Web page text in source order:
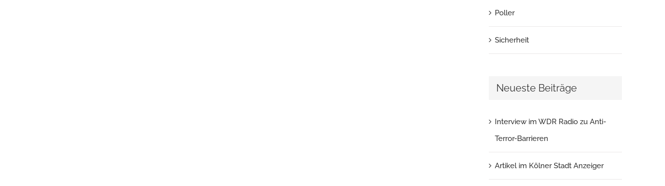
Poller
Sicherheit
Neueste Beiträge
Interview im WDR Radio zu Anti-
Terror-Barrieren
Artikel im Kölner Stadt Anzeiger